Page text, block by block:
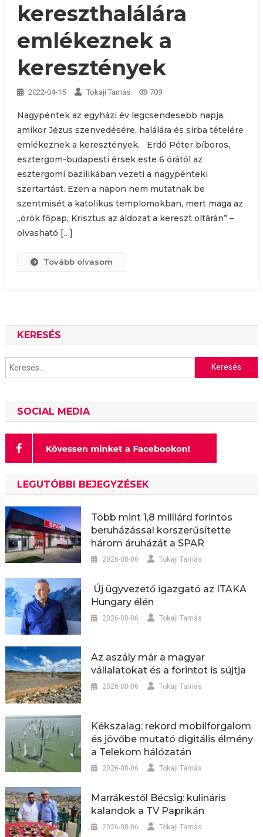
kereszthalálára
emlékeznek a
keresztények
2022-04-15 Tokaji Tamás 709
Nagypéntek az egyházi év legcsendesebb napja,
amikor Jézus szenvedésére, halálára és sírba tételére
emlékeznek a keresztények. Erdő Péter bíboros,
esztergom-budapesti érsek este 6 órától az
esztergomi bazilikában vezeti a nagypénteki
szertartást. Ezen a napon nem mutatnak be
szentmisét a katolikus templomokban, mert maga az
„örök főpap, Krisztus az áldozat a kereszt oltárán” –
olvasható […]
Tovább olvasom
KERESÉS
Keresés:
SOCIAL MEDIA
LEGUTÓBBI BEJEGYZÉSEK
Több mint 1,8 milliárd forintos
beruházással korszerűsítette
három áruházát a SPAR
2026-08-06 Tokaji Tamás
Új ügyvezető igazgató az ITAKA
Hungary élén
2026-08-06 Tokaji Tamás
Az aszály már a magyar
vállalatokat és a forintot is sújtja
2026-08-06 Tokaji Tamás
Kékszalag: rekord mobilforgalom
és jövőbe mutató digitális élmény
a Telekom hálózatán
2026-08-06 Tokaji Tamás
Marrákestől Bécsig: kulináris
kalandok a TV Paprikán
2026-08-06 Tokaji Tamás